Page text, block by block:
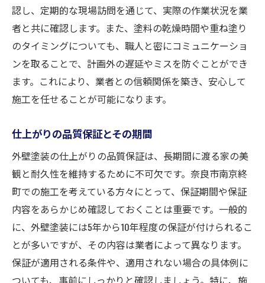
認し、定期的な現場訪問を通じて、実際の作業状況を業
者と共に確認します。また、塗料の乾燥時間や重ね塗り
のタイミングについても、職人と密にコミュニケーショ
ンを取ることで、計画外の遅延やミスを防ぐことができ
ます。これにより、業者との信頼関係を築き、安心して
施工を任せることが可能になります。
仕上がりの品質保証とその期間
外壁塗装の仕上がりの品質保証は、長期間に渡る家の美
観と耐久性を維持するために不可欠です。奈良市南京終
町での施工を考えている方々にとって、保証期間や保証
内容をあらかじめ確認しておくことは重要です。一般的
に、外壁塗装には5年から10年程度の保証が付けられるこ
とが多いですが、その内容は業者によって異なります。
保証が適用される条件や、適用されない場合の具体例に
ついても、事前にしっかりと確認しましょう。特に、施